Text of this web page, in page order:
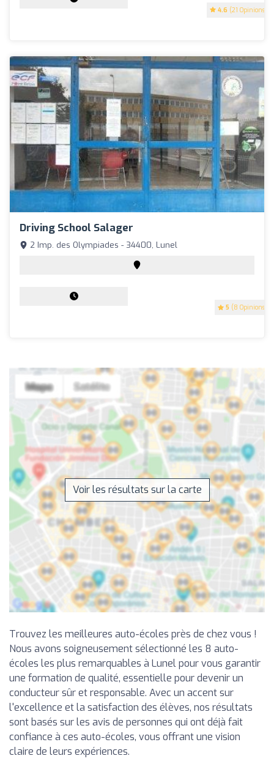
4.6 (21 Opinions)
Driving School Salager
5 (8 Opinions)
2 Imp. des Olympiades - 34400, Lunel
Voir les résultats sur la carte
Trouvez les meilleures auto-écoles près de chez vous !
Nous avons soigneusement sélectionné les 8 auto-
écoles les plus remarquables à Lunel pour vous garantir
une formation de qualité, essentielle pour devenir un
conducteur sûr et responsable. Avec un accent sur
l'excellence et la satisfaction des élèves, nos résultats
sont basés sur les avis de personnes qui ont déjà fait
confiance à ces auto-écoles, vous offrant une vision
claire de leurs expériences.